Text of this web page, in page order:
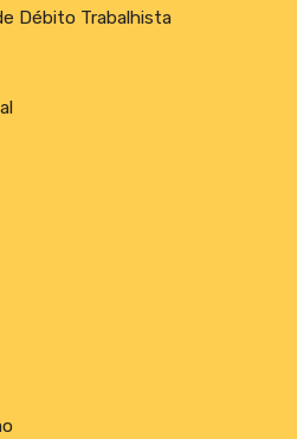
Débito Trabalhista